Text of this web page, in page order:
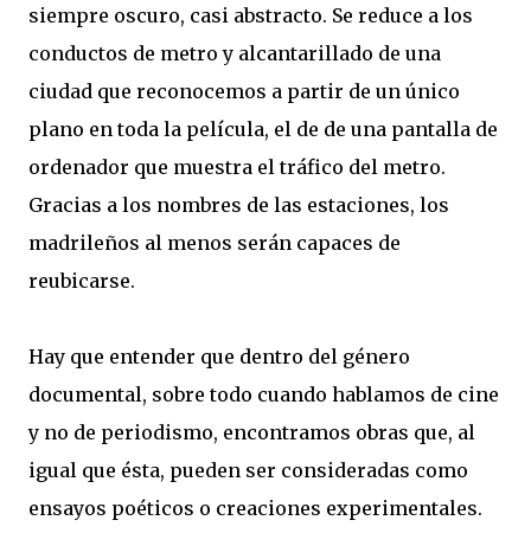
siempre oscuro, casi abstracto. Se reduce a los
conductos de metro y alcantarillado de una
ciudad que reconocemos a partir de un único
plano en toda la película, el de de una pantalla de
ordenador que muestra el tráfico del metro.
Gracias a los nombres de las estaciones, los
madrileños al menos serán capaces de
reubicarse.
Hay que entender que dentro del género
documental, sobre todo cuando hablamos de cine
y no de periodismo, encontramos obras que, al
igual que ésta, pueden ser consideradas como
ensayos poéticos o creaciones experimentales.